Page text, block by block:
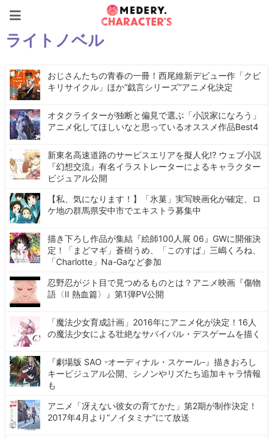
ライトノベル
おじさんたちの青春の一冊！西尾維新デビュー作「クビ
キリサイクル」ほか“戯言シリーズ”アニメ化決定
オタクライターが独断と偏見で選ぶ「小説家になろう」
アニメ化してほしいなと思っているオススメ作品Best4
新東名高速道路のサービスエリアを擬人化!? ウェブ小説
『幻想交流』有名イラストレーターによるキャラクター
ビジュアル公開
【私、気になります！】「氷菓」実写映画化が確定、ロ
ケ地の群馬県安中市でエキストラ募集中
描き下ろし作品が集結『絵師100人展 06』GWに開催決
定！「まどマギ」蒼樹うめ、「このすば」三嶋くろね、
「Charlotte」Na-Gaなど参加
忍野忍がジト目で見つめるものとは？アニメ映画『傷物
語〈II 熱血篇〉』第1弾PV公開
「魔法少女育成計画」2016年にアニメ化が決定！16人
の魔法少女による壮絶なサバイバル・デスゲームを描く
『劇場版 SAO -オーディナル・スケール-』描きおろし
キービジュアル公開、シノンやリズたち追加キャラ情報
も
アニメ「冴えない彼女の育てかた」第2期が制作決定！
2017年4月より“ノイタミナ”にて放送